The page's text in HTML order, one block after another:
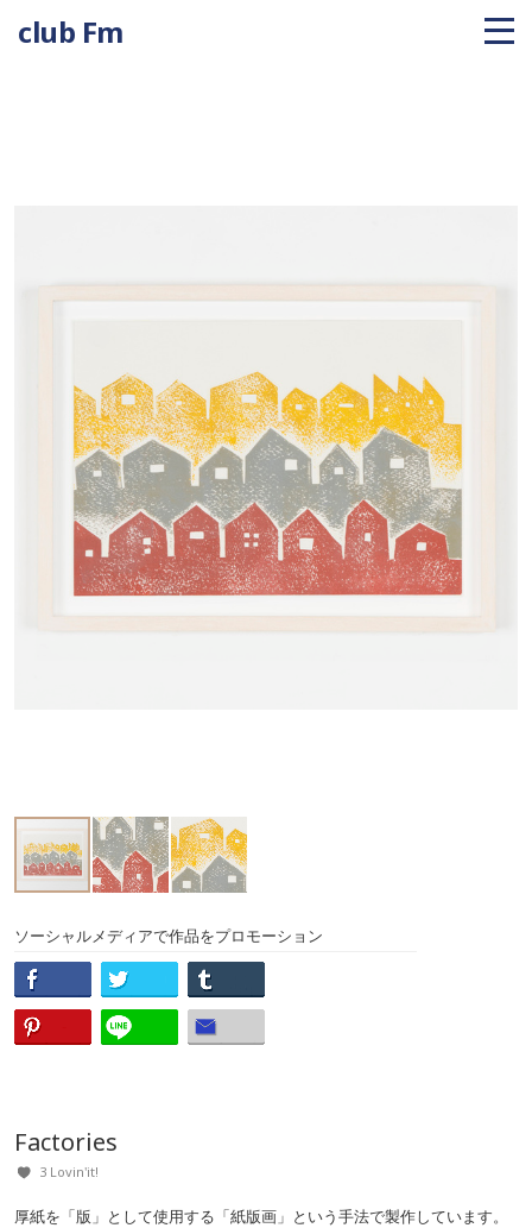
club Fm
ソーシャルメディアで作品をプロモーション
Factories
3 Lovin'it!
厚紙を「版」として使用する「紙版画」という手法で製作しています。